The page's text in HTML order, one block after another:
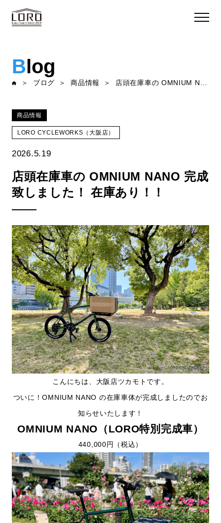
Blog
ブログ 商品情報 店頭在庫車の OMNIUM NANO 完成致しました！ 在庫あり！！
商品情報
LORO CYCLEWORKS（大阪店）
2026.5.19
店頭在庫車の OMNIUM NANO 完成
致しました！ 在庫あり！！
こんにちは、大阪店ツカモトです。
ついに！OMNIUM NANO の在庫車体が完成しましたのでお
知らせいたします！
OMNIUM NANO（LORO特別完成車）
440,000円（税込）